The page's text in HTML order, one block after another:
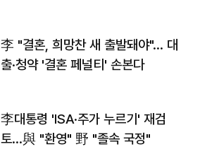
李 "결혼, 희망찬 새 출발돼야"… 대
출·청약 '결혼 페널티' 손본다
李대통령 'ISA·주가 누르기' 재검
토…與 "환영" 野 "졸속 국정"